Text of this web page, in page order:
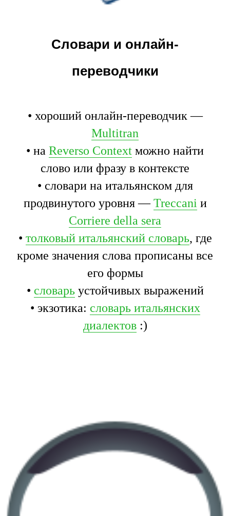
Словари и онлайн-
переводчики
• хороший онлайн-переводчик —
Multitran
• на Reverso Context можно найти
слово или фразу в контексте
• словари на итальянском для
продвинутого уровня —Treccani и
Corriere della sera
• толковый итальянский словарь, где
кроме значения слова прописаны все
его формы
• словарьустойчивых выражений
• экзотика: словарь итальянских
диалектов:)